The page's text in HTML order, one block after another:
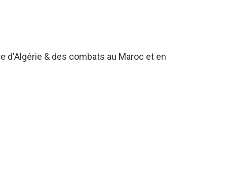
d'Algérie & des combats au Maroc et en